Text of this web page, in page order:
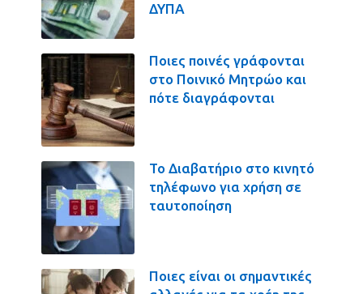
ΔΥΠΑ
Ποιες ποινές γράφονται
στο Ποινικό Μητρώο και
πότε διαγράφονται
Το Διαβατήριο στο κινητό
τηλέφωνο για χρήση σε
ταυτοποίηση
Ποιες είναι οι σημαντικές